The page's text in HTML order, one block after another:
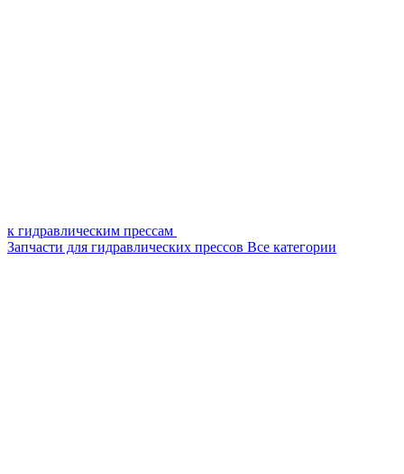
к гидравлическим прессам
Запчасти для гидравлических прессов Все категории